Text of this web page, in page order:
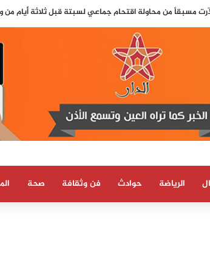
السلطات الإسبانية تترقب محاولة اقتحام جماعي جديدة
الرياضة حوادث فن وثقافة صحة